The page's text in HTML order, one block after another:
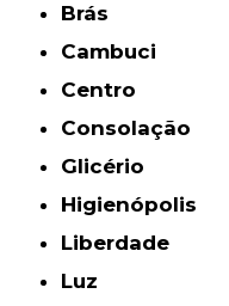
Brás
Cambuci
Centro
Consolação
Glicério
Higienópolis
Liberdade
Luz